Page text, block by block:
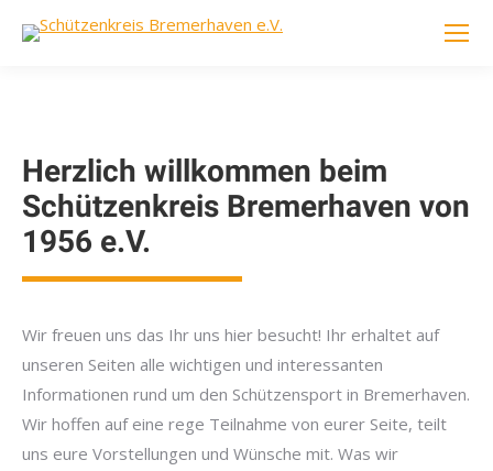
Herzlich willkommen beim
Schützenkreis Bremerhaven von
1956 e.V.
Wir freuen uns das Ihr uns hier besucht! Ihr erhaltet auf
unseren Seiten alle wichtigen und interessanten
Informationen rund um den Schützensport in Bremerhaven.
Wir hoffen auf eine rege Teilnahme von eurer Seite, teilt
uns eure Vorstellungen und Wünsche mit. Was wir